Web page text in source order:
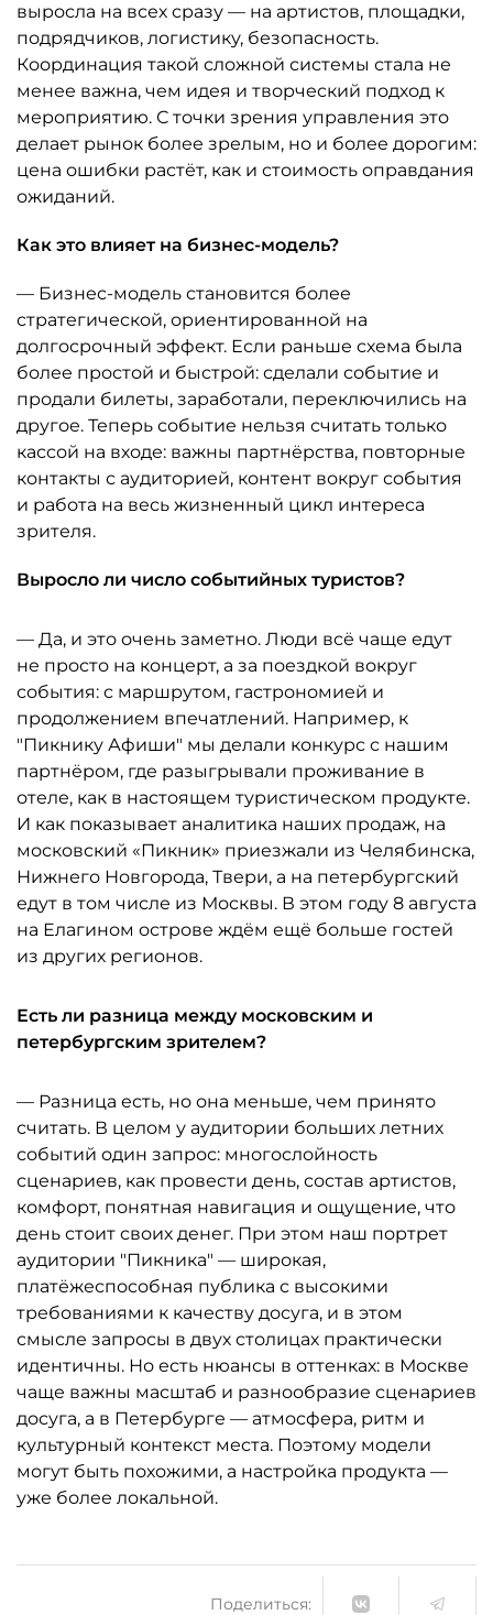
выросла на всех сразу — на артистов, площадки,
подрядчиков, логистику, безопасность.
Координация такой сложной системы стала не
менее важна, чем идея и творческий подход к
мероприятию. С точки зрения управления это
делает рынок более зрелым, но и более дорогим:
цена ошибки растёт, как и стоимость оправдания
ожиданий.
Как это влияет на бизнес-модель?
— Бизнес-модель становится более
стратегической, ориентированной на
долгосрочный эффект. Если раньше схема была
более простой и быстрой: сделали событие и
продали билеты, заработали, переключились на
другое. Теперь событие нельзя считать только
кассой на входе: важны партнёрства, повторные
контакты с аудиторией, контент вокруг события
и работа на весь жизненный цикл интереса
зрителя.
Выросло ли число событийных туристов?
— Да, и это очень заметно. Люди всё чаще едут
не просто на концерт, а за поездкой вокруг
события: с маршрутом, гастрономией и
продолжением впечатлений. Например, к
"Пикнику Афиши" мы делали конкурс с нашим
партнёром, где разыгрывали проживание в
отеле, как в настоящем туристическом продукте.
И как показывает аналитика наших продаж, на
московский «Пикник» приезжали из Челябинска,
Нижнего Новгорода, Твери, а на петербургский
едут в том числе из Москвы. В этом году 8 августа
на Елагином острове ждём ещё больше гостей
из других регионов.
Есть ли разница между московским и
петербургским зрителем?
— Разница есть, но она меньше, чем принято
считать. В целом у аудитории больших летних
событий один запрос: многослойность
сценариев, как провести день, состав артистов,
комфорт, понятная навигация и ощущение, что
день стоит своих денег. При этом наш портрет
аудитории "Пикника" — широкая,
платёжеспособная публика с высокими
требованиями к качеству досуга, и в этом
смысле запросы в двух столицах практически
идентичны. Но есть нюансы в оттенках: в Москве
чаще важны масштаб и разнообразие сценариев
досуга, а в Петербурге — атмосфера, ритм и
культурный контекст места. Поэтому модели
могут быть похожими, а настройка продукта —
уже более локальной.
Поделиться: